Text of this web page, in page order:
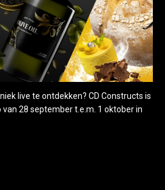
live te ontdekken? CD Constructs is
28 september t.e.m. 1 oktober in